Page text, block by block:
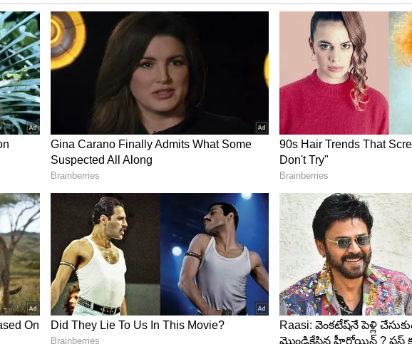
తన భాయ్ ఫ్రెండ్ జాకీ భగ్నానీతో ఆయా ఈవెంట్లు, పలు
విషయం తెలిసిందే. అందుకు సంబంధించిన ఫోటోలను కూడా